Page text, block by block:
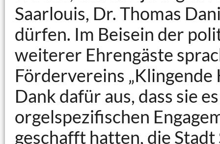
Saarlouis, Dr. Thomas
dürfen. Im Beisein der
weiterer Ehrengäste
Fördervereins
Dank dafür aus, dass sie
orgelspezifischen
geschafft hatten, die